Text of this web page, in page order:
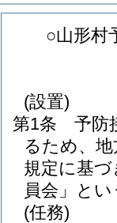
○山形村
(設置)
第1条
予防
るため、
規定に基
員会」と
(任務)